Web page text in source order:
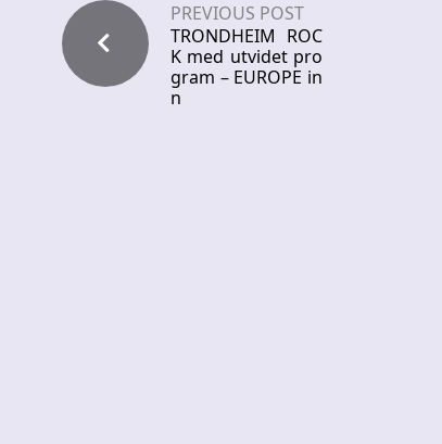
PREVIOUS POST
TRONDHEIM ROC
K med utvidet pro
gram – EUROPE in
n